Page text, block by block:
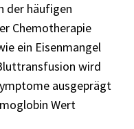
der häufigen
Chemotherapie
ein Eisenmangel
wird
ausgeprägt
Wert